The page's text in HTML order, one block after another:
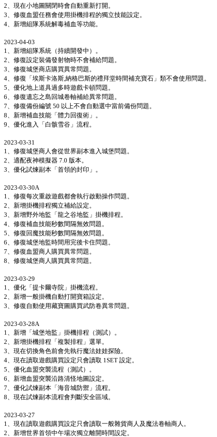
2、現在小地圖關閉時會自動重新打開。
3、修復血盟任務會使用掛機排程的獨立技能設定。
4、新增組隊系統解毒補血等功能。
2023-04-03
1、新增組隊系統（持續開發中）。
2、修復設定裝備發射物時不會補給問題。
3、修復城堡商店購買異常問題。
4、修復「埃斯卡洛斯,納格巴斯的禮拜堂時間補充寶石」類不會使用問題。
5、優化地上道具過多時遊戲卡頓問題。
6、修復遺忘之島回城卷軸補給異常問題。
7、修復備份編號 50 以上不會自動選中當前備份問題。
8、新增補血技能「體力回復術」。
9、優化進入「白骸雪谷」流程。
2023-03-31
1、修復城堡商人會從世界副本進入城堡問題。
2、適配夜神模擬器 7.0 版本。
3、優化試煉副本「首領的封印」。
2023-03-30A
1、修復每次重啟遊戲都會執行啟動操作問題。
2、新增掛機排程獨立補給設定。
3、新增野外地監「龍之谷地監」掛機排程。
4、修復補血技能秒數間隔無效問題。
5、修復回魔技能秒數間隔無效問題。
6、修復城堡地監時間用完後卡住問題。
7、修復血盟商人購買異常問題。
8、修復城堡商人購買異常問題。
2023-03-29
1、優化「提卡爾寺院」掛機流程。
2、新增一般掛機自動打開寶箱設定。
3、修復自動使用藏寶圖購買武防卷異常問題。
2023-03-28A
1、新增「城堡地監」掛機排程（測試）。
2、新增掛機排程「複製排程」選單。
3、現在切換角色前會先執行魔法娃娃探險。
4、現在讀取遊戲購買設定只會讀取 1SET 設定。
5、優化血盟突襲流程（測試）。
6、新增血盟突襲沿路清怪地圖設定。
7、優化試煉副本「海音城防禦」流程。
8、現在試煉副本流程會判斷安全區域。
2023-03-27
1、現在讀取遊戲購買設定只會讀取一般雜貨商人及魔法卷軸商人。
2、新增世界首領中午場次獨立離開時間設定。